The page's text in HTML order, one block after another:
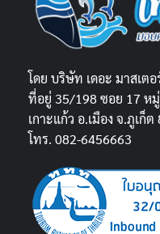
โดย บริษัท เดอะ มาสเต
ที่อยู่ 35/198 ซอย 17 หมู่
เกาะแก้ว อ.เมือง จ.ภูเก็
โทร. 082-6456663